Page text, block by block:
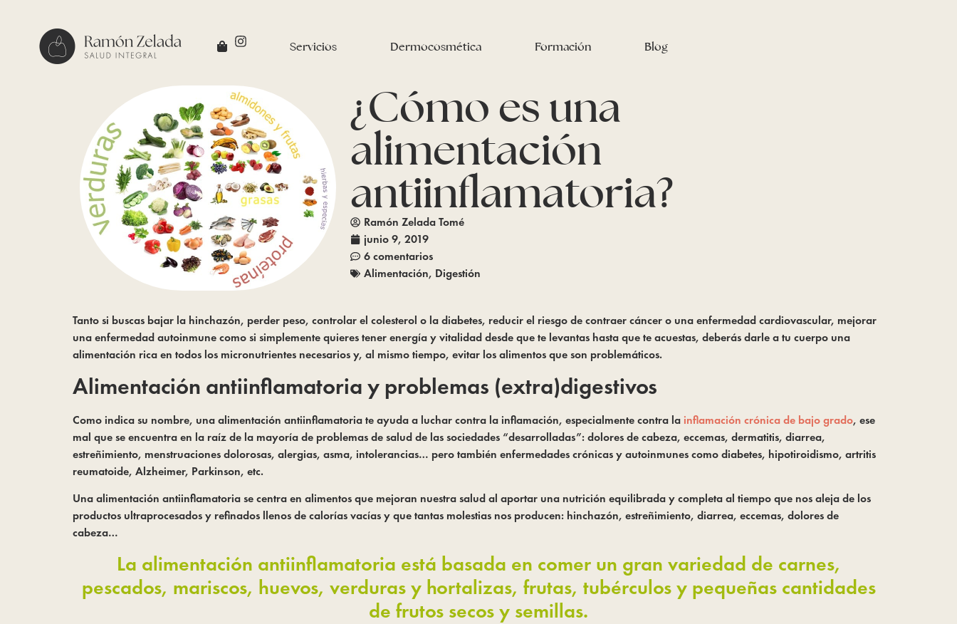
Servicios Dermocosmética Formación Blog
¿Cómo es una
alimentación
antiinflamatoria?
Ramón Zelada Tomé
junio 9, 2019
6 comentarios
Alimentación, Digestión
Tanto si buscas bajar la hinchazón, perder peso, controlar el colesterol o la diabetes, reducir el riesgo de contraer cáncer o una enfermedad cardiovascular, mejorar
una enfermedad autoinmune como si simplemente quieres tener energía y vitalidad desde que te levantas hasta que te acuestas, deberás darle a tu cuerpo una
alimentación rica en todos los micronutrientes necesarios y, al mismo tiempo, evitar los alimentos que son problemáticos.
Alimentación antiinflamatoria y problemas (extra)digestivos
Como indica su nombre, una alimentación antiinflamatoria te ayuda a luchar contra la inflamación, especialmente contra la inflamación crónica de bajo grado, ese
mal que se encuentra en la raíz de la mayoría de problemas de salud de las sociedades “desarrolladas”: dolores de cabeza, eccemas, dermatitis, diarrea,
estreñimiento, menstruaciones dolorosas, alergias, asma, intolerancias… pero también enfermedades crónicas y autoinmunes como diabetes, hipotiroidismo, artritis
reumatoide, Alzheimer, Parkinson, etc.
Una alimentación antiinflamatoria se centra en alimentos que mejoran nuestra salud al aportar una nutrición equilibrada y completa al tiempo que nos aleja de los
productos ultraprocesados y refinados llenos de calorías vacías y que tantas molestias nos producen: hinchazón, estreñimiento, diarrea, eccemas, dolores de
cabeza…
La alimentación antiinflamatoria está basada en comer un gran variedad de carnes,
pescados, mariscos, huevos, verduras y hortalizas, frutas, tubérculos y pequeñas cantidades
de frutos secos y semillas.